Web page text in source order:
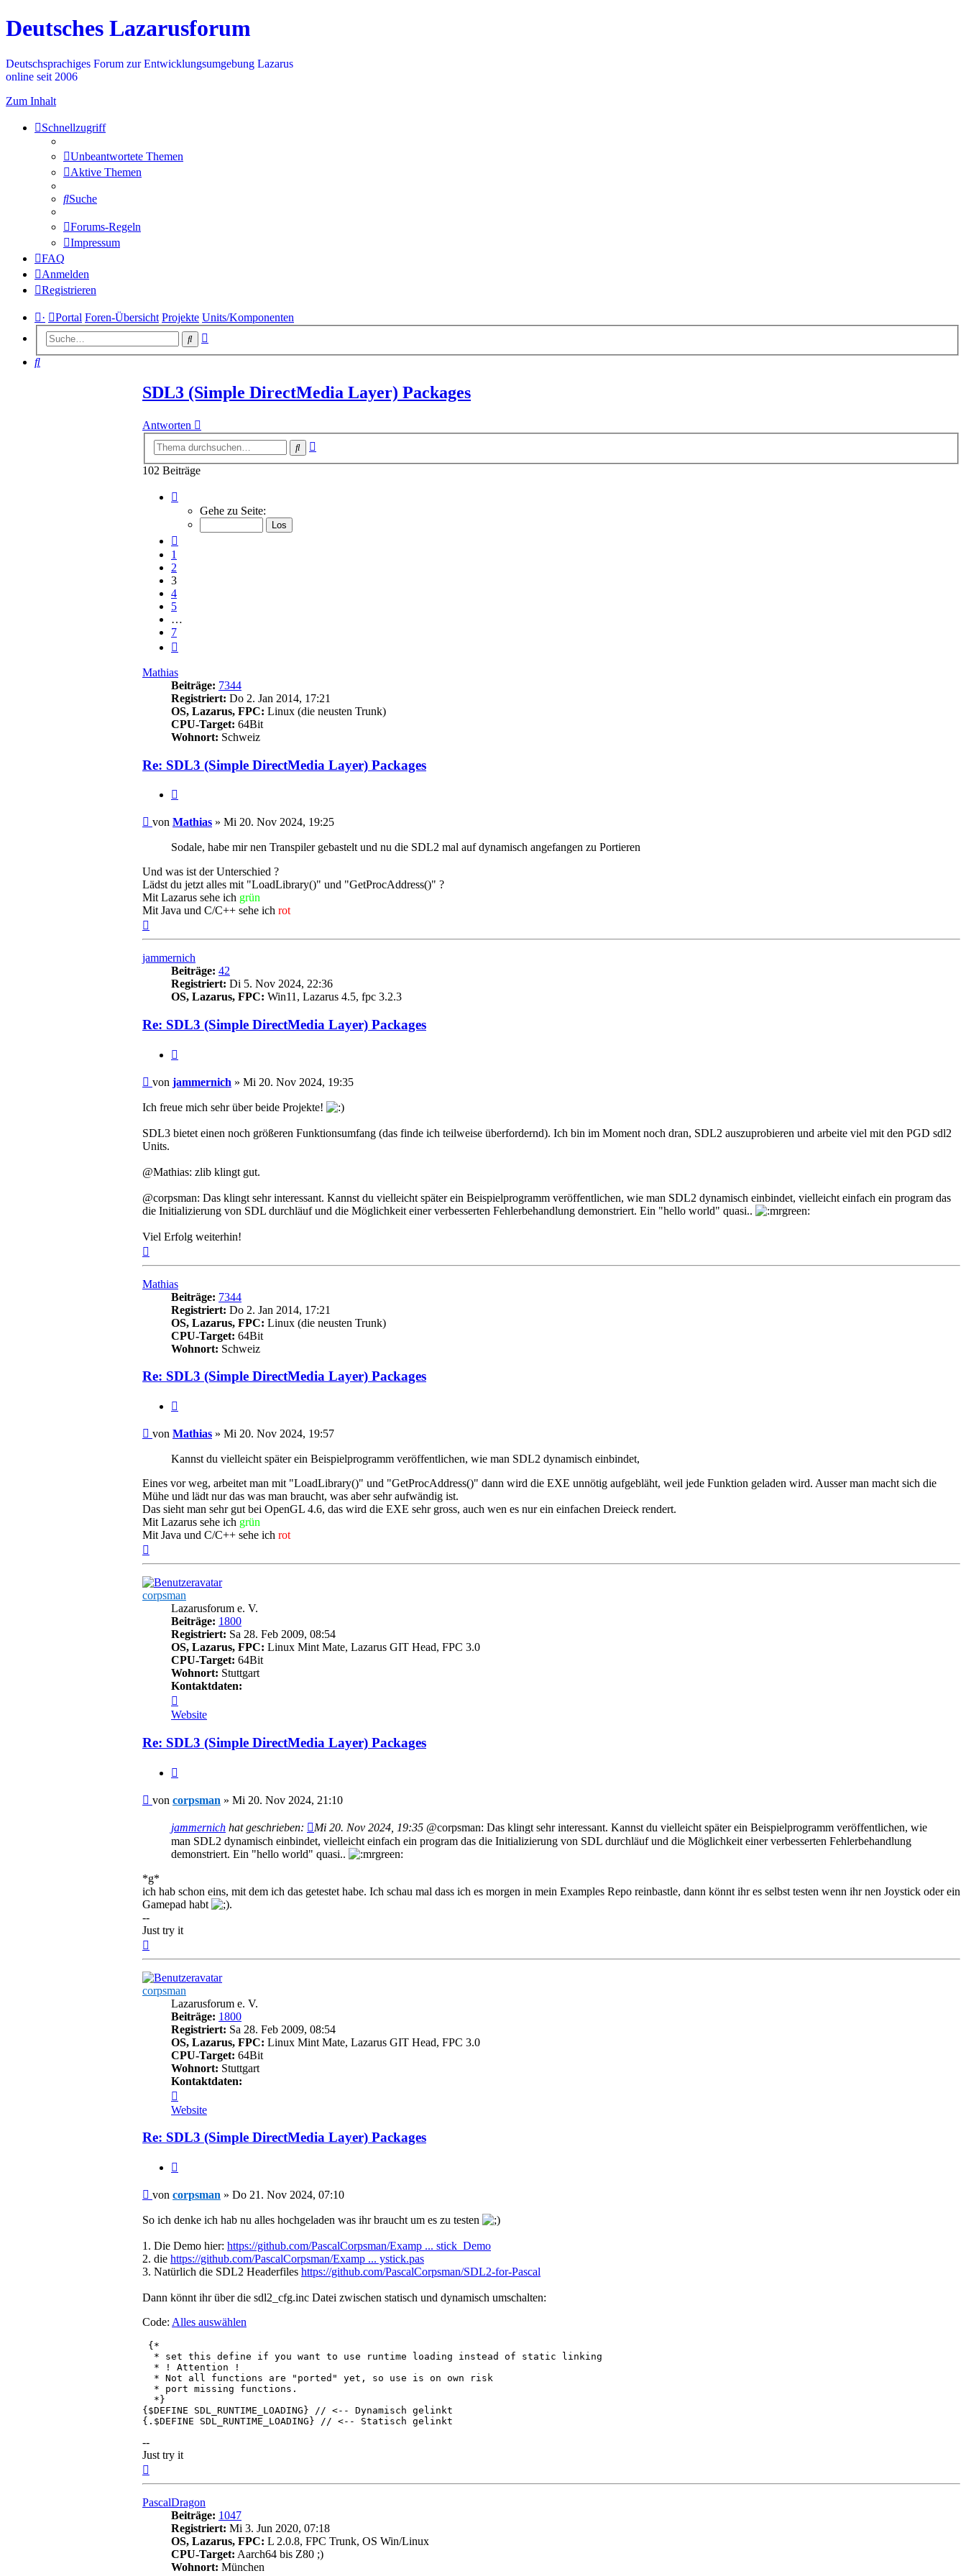
Deutsches Lazarusforum
Deutschsprachiges Forum zur Entwicklungsumgebung Lazarus
online seit 2006
Zum Inhalt
Schnellzugriff
Unbeantwortete Themen
Aktive Themen
Suche
Forums-Regeln
Impressum
FAQ
Anmelden
Registrieren
· Portal Foren-Übersicht Projekte Units/Komponenten
Suche
Suche
SDL3 (Simple DirectMedia Layer) Packages
Antworten
Suche
102 Beiträge
von
Gehe zu Seite:
1
2
3
4
5
…
7
Mathias
Beiträge: 7344
Registriert: Do 2. Jan 2014, 17:21
OS, Lazarus, FPC: Linux (die neusten Trunk)
CPU-Target: 64Bit
Wohnort: Schweiz
Re: SDL3 (Simple DirectMedia Layer) Packages
Beitrag
von Mathias » Mi 20. Nov 2024, 19:25
Sodale, habe mir nen Transpiler gebastelt und nu die SDL2 mal auf dynamisch angefangen zu Portieren
Und was ist der Unterschied ?
Lädst du jetzt alles mit "LoadLibrary()" und "GetProcAddress()" ?
Mit Lazarus sehe ich grün
Mit Java und C/C++ sehe ich rot
jammernich
Beiträge: 42
Registriert: Di 5. Nov 2024, 22:36
OS, Lazarus, FPC: Win11, Lazarus 4.5, fpc 3.2.3
Re: SDL3 (Simple DirectMedia Layer) Packages
Beitrag
von jammernich » Mi 20. Nov 2024, 19:35
Ich freue mich sehr über beide Projekte!
SDL3 bietet einen noch größeren Funktionsumfang (das finde ich teilweise überfordernd). Ich bin im Moment noch dran, SDL2 auszuprobieren und arbeite viel mit den PGD sdl2
Units.
@Mathias: zlib klingt gut.
@corpsman: Das klingt sehr interessant. Kannst du vielleicht später ein Beispielprogramm veröffentlichen, wie man SDL2 dynamisch einbindet, vielleicht einfach ein program das
die Initializierung von SDL durchläuf und die Möglichkeit einer verbesserten Fehlerbehandlung demonstriert. Ein "hello world" quasi..
Viel Erfolg weiterhin!
Mathias
Beiträge: 7344
Registriert: Do 2. Jan 2014, 17:21
OS, Lazarus, FPC: Linux (die neusten Trunk)
CPU-Target: 64Bit
Wohnort: Schweiz
Re: SDL3 (Simple DirectMedia Layer) Packages
Beitrag
von Mathias » Mi 20. Nov 2024, 19:57
Kannst du vielleicht später ein Beispielprogramm veröffentlichen, wie man SDL2 dynamisch einbindet,
Eines vor weg, arbeitet man mit "LoadLibrary()" und "GetProcAddress()" dann wird die EXE unnötig aufgebläht, weil jede Funktion geladen wird. Ausser man macht sich die
Mühe und lädt nur das was man braucht, was aber sehr aufwändig ist.
Das sieht man sehr gut bei OpenGL 4.6, das wird die EXE sehr gross, auch wen es nur ein einfachen Dreieck rendert.
Mit Lazarus sehe ich grün
Mit Java und C/C++ sehe ich rot
corpsman
Lazarusforum e. V.
Beiträge: 1800
Registriert: Sa 28. Feb 2009, 08:54
OS, Lazarus, FPC: Linux Mint Mate, Lazarus GIT Head, FPC 3.0
CPU-Target: 64Bit
Wohnort: Stuttgart
Kontaktdaten:
von
corpsman
Website
Re: SDL3 (Simple DirectMedia Layer) Packages
Beitrag
von corpsman » Mi 20. Nov 2024, 21:10
jammernich hat geschrieben: Mi 20. Nov 2024, 19:35 @corpsman: Das klingt sehr interessant. Kannst du vielleicht später ein Beispielprogramm veröffentlichen, wie
man SDL2 dynamisch einbindet, vielleicht einfach ein program das die Initializierung von SDL durchläuf und die Möglichkeit einer verbesserten Fehlerbehandlung
demonstriert. Ein "hello world" quasi..
*g*
ich hab schon eins, mit dem ich das getestet habe. Ich schau mal dass ich es morgen in mein Examples Repo reinbastle, dann könnt ihr es selbst testen wenn ihr nen Joystick oder ein
Gamepad habt
.
--
Just try it
corpsman
Lazarusforum e. V.
Beiträge: 1800
Registriert: Sa 28. Feb 2009, 08:54
OS, Lazarus, FPC: Linux Mint Mate, Lazarus GIT Head, FPC 3.0
CPU-Target: 64Bit
Wohnort: Stuttgart
Kontaktdaten:
von
corpsman
Website
Re: SDL3 (Simple DirectMedia Layer) Packages
Beitrag
von corpsman » Do 21. Nov 2024, 07:10
So ich denke ich hab nu alles hochgeladen was ihr braucht um es zu testen
1. Die Demo hier: https://github.com/PascalCorpsman/Examp ... stick_Demo
2. die https://github.com/PascalCorpsman/Examp ... ystick.pas
3. Natürlich die SDL2 Headerfiles https://github.com/PascalCorpsman/SDL2-for-Pascal
Dann könnt ihr über die sdl2_cfg.inc Datei zwischen statisch und dynamisch umschalten:
Code: Alles auswählen
{*
  * set this define if you want to use runtime loading instead of static linking
  * ! Attention !
  * Not all functions are "ported" yet, so use is on own risk
  * port missing functions.
  *}
{$DEFINE SDL_RUNTIME_LOADING} // <-- Dynamisch gelinkt
--
Just try it
PascalDragon
Beiträge: 1047
Registriert: Mi 3. Jun 2020, 07:18
OS, Lazarus, FPC: L 2.0.8, FPC Trunk, OS Win/Linux
CPU-Target: Aarch64 bis Z80 ;)
Wohnort: München